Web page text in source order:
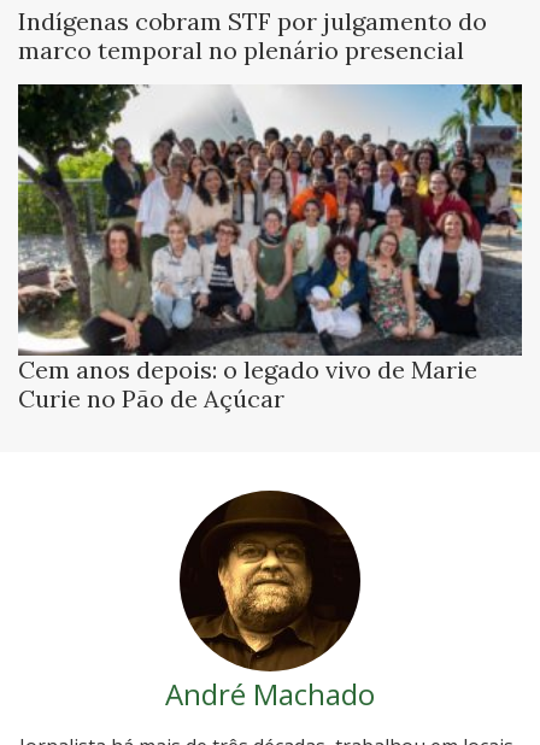
Indígenas cobram STF por julgamento do
marco temporal no plenário presencial
Cem anos depois: o legado vivo de Marie
Curie no Pão de Açúcar
André Machado